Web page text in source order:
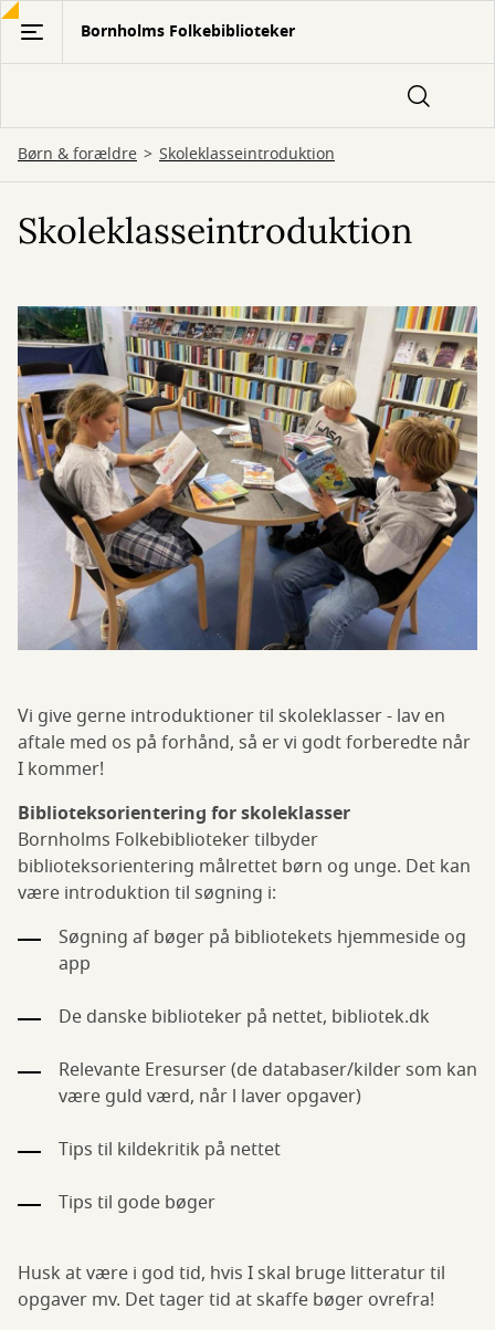
Gå
hovedindhold
Bornholms Folkebiblioteker
Børn & forældre Skoleklasseintroduktion
Skoleklasseintroduktion
Vi give gerne introduktioner til skoleklasser - lav en
aftale med os på forhånd, så er vi godt forberedte når
I kommer!
Biblioteksorientering for skoleklasser
Bornholms Folkebiblioteker tilbyder
biblioteksorientering målrettet børn og unge. Det kan
være introduktion til søgning i:
Søgning af bøger på bibliotekets hjemmeside og
app
De danske biblioteker på nettet, bibliotek.dk
Relevante Eresurser (de databaser/kilder som kan
være guld værd, når l laver opgaver)
Tips til kildekritik på nettet
Tips til gode bøger
Husk at være i god tid, hvis I skal bruge litteratur til
opgaver mv. Det tager tid at skaffe bøger ovrefra!